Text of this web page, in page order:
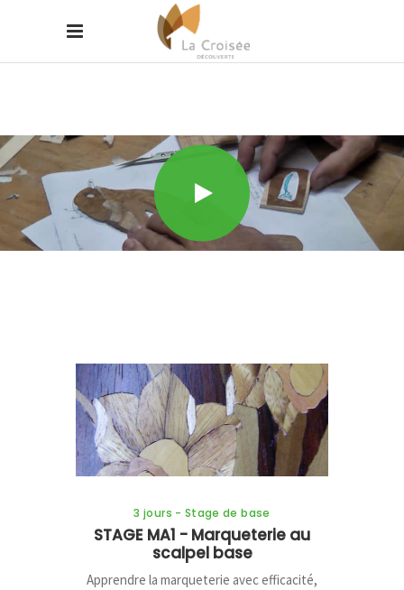
3 jours - Stage de base
STAGE MA1 - Marqueterie au
scalpel base
Apprendre la marqueterie avec efficacité,